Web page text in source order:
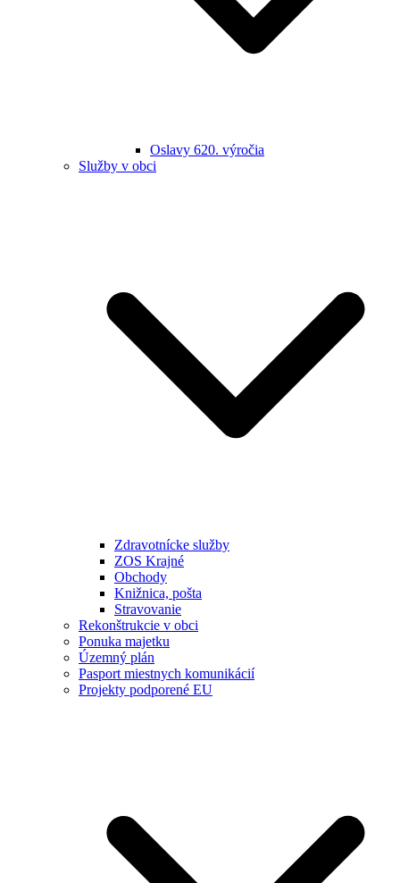
Oslavy 620. výročia
Služby v obci
Zdravotnícke služby
ZOS Krajné
Obchody
Knižnica, pošta
Stravovanie
Rekonštrukcie v obci
Ponuka majetku
Územný plán
Pasport miestnych komunikácií
Projekty podporené EU